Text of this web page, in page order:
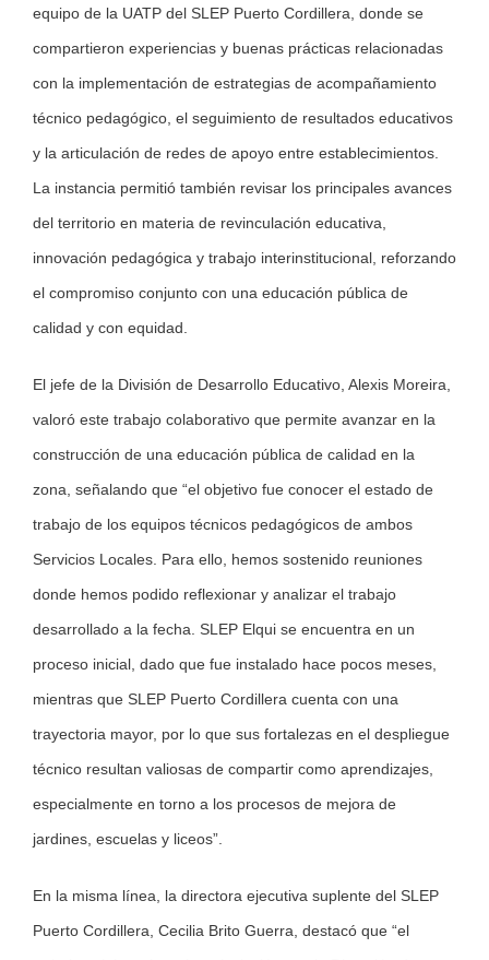
equipo de la UATP del SLEP Puerto Cordillera, donde se
compartieron experiencias y buenas prácticas relacionadas
con la implementación de estrategias de acompañamiento
técnico pedagógico, el seguimiento de resultados educativos
y la articulación de redes de apoyo entre establecimientos.
La instancia permitió también revisar los principales avances
del territorio en materia de revinculación educativa,
innovación pedagógica y trabajo interinstitucional, reforzando
el compromiso conjunto con una educación pública de
calidad y con equidad.
El jefe de la División de Desarrollo Educativo, Alexis Moreira,
valoró este trabajo colaborativo que permite avanzar en la
construcción de una educación pública de calidad en la
zona, señalando que “el objetivo fue conocer el estado de
trabajo de los equipos técnicos pedagógicos de ambos
Servicios Locales. Para ello, hemos sostenido reuniones
donde hemos podido reflexionar y analizar el trabajo
desarrollado a la fecha. SLEP Elqui se encuentra en un
proceso inicial, dado que fue instalado hace pocos meses,
mientras que SLEP Puerto Cordillera cuenta con una
trayectoria mayor, por lo que sus fortalezas en el despliegue
técnico resultan valiosas de compartir como aprendizajes,
especialmente en torno a los procesos de mejora de
jardines, escuelas y liceos”.
En la misma línea, la directora ejecutiva suplente del SLEP
Puerto Cordillera, Cecilia Brito Guerra, destacó que “el